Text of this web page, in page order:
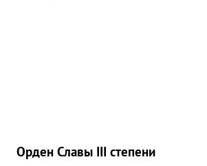
Орден Славы III степени